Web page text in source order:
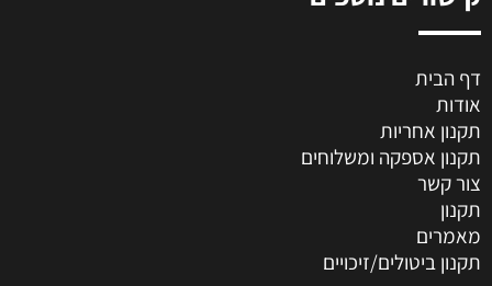
דף הבית
אודות
תקנון אחריות
תקנון אספקה ומשלוחים
צור קשר
תקנון
מאמרים
תקנון ביטולים/זיכויים